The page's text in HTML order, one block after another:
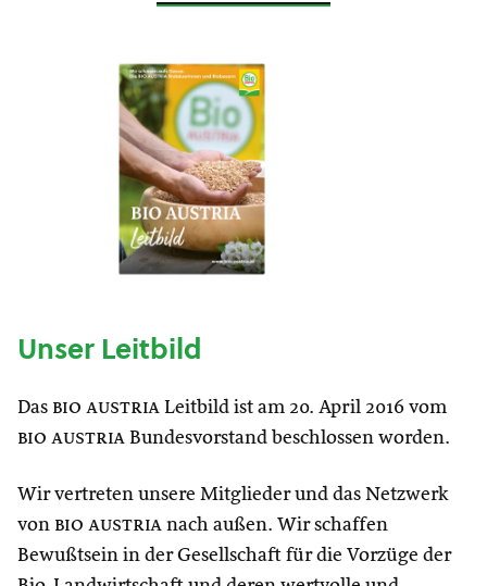
Unser Leitbild
Das bio austria Leitbild ist am 20. April 2016 vom
bio austria Bundesvorstand beschlossen worden.
Wir vertreten unsere Mitglieder und das Netzwerk
von bio austria nach außen. Wir schaffen
Bewußtsein in der Gesellschaft für die Vorzüge der